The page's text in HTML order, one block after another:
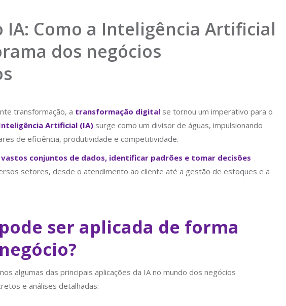
Como a Inteligência Artificial
dos negócios
transformação, a transformação digital se tornou um imperativo para o
Artificial (IA) surge como um divisor de águas, impulsionando
de eficiência, produtividade e competitividade.
vastos conjuntos de dados, identificar padrões e tomar decisões
setores, desde o atendimento ao cliente até a gestão de estoques e a
ser aplicada de forma
algumas das principais aplicações da IA no mundo dos negócios
e análises detalhadas: